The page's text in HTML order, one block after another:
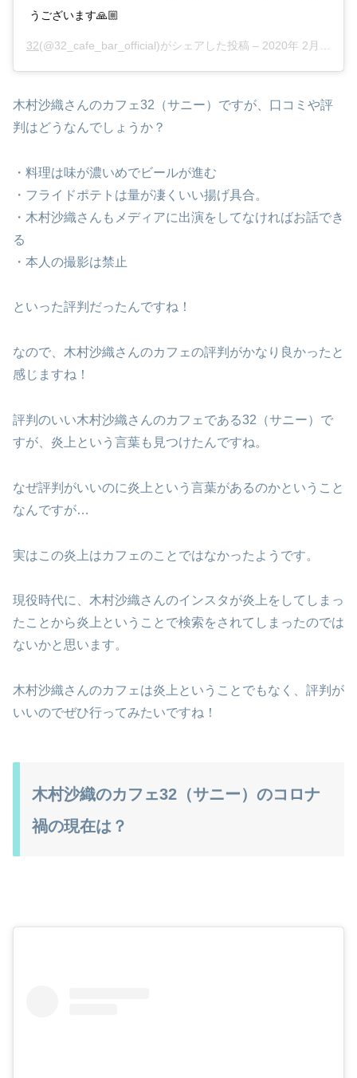
うございます🙏🏼
32(@32_cafe_bar_official)がシェアした投稿 – 2020年 2月月1日午前12時16分PST
木村沙織さんのカフェ32（サニー）ですが、口コミや評
判はどうなんでしょうか？
・料理は味が濃いめでビールが進む
・フライドポテトは量が凄くいい揚げ具合。
・木村沙織さんもメディアに出演をしてなければお話でき
る
・本人の撮影は禁止
といった評判だったんですね！
なので、木村沙織さんのカフェの評判がかなり良かったと
感じますね！
評判のいい木村沙織さんのカフェである32（サニー）で
すが、炎上という言葉も見つけたんですね。
なぜ評判がいいのに炎上という言葉があるのかということ
なんですが…
実はこの炎上はカフェのことではなかったようです。
現役時代に、木村沙織さんのインスタが炎上をしてしまっ
たことから炎上ということで検索をされてしまったのでは
ないかと思います。
木村沙織さんのカフェは炎上ということでもなく、評判が
いいのでぜひ行ってみたいですね！
木村沙織のカフェ32（サニー）のコロナ
禍の現在は？